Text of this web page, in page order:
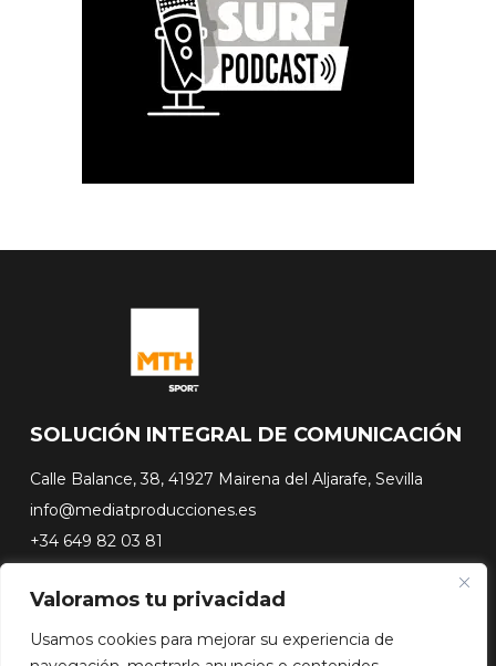
Valoramos tu privacidad
Usamos cookies para mejorar su experiencia de
SOLUCIÓN INTEGRAL DE COMUNICACIÓN
Calle Balance, 38, 41927 Mairena del Aljarafe, Sevilla
info@mediatproducciones.es
+34 649 82 03 81
#FLASHSURFING
#CONEXIONSURFING
A CONTRA PICO